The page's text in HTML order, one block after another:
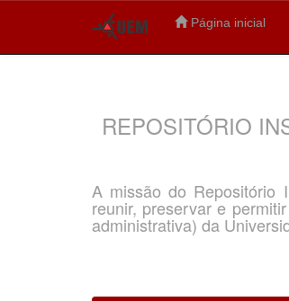
Página inicial
REPOSITÓRIO
A missão do Repositório
reunir, preservar e
administrativa) da